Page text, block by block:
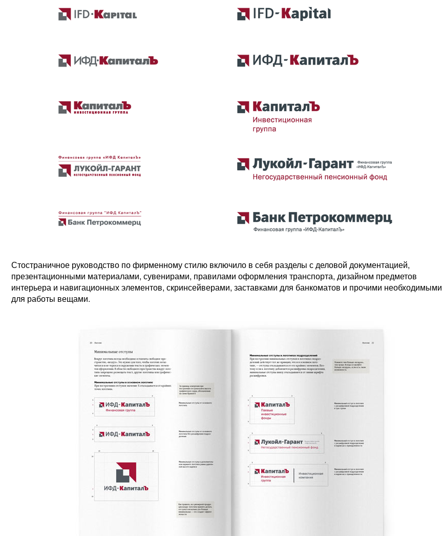
Стостраничное руководство по фирменному стилю включило в себя разделы с деловой документацией,
презентационными материалами, сувенирами, правилами оформления транспорта, дизайном предметов
интерьера и навигационных элементов, скринсейверами, заставками для банкоматов и прочими необходимыми
для работы вещами.